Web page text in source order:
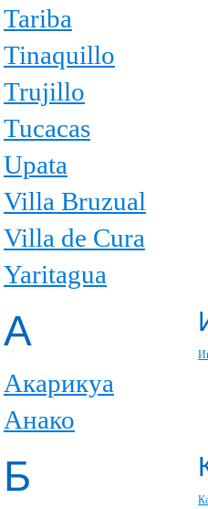
Tariba
Tinaquillo
Trujillo
Tucacas
Upata
Villa Bruzual
Villa de Cura
Yaritagua
А
Акарикуа
Анако
Б